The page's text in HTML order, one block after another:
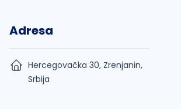
Adresa
Hercegovačka 30, Zrenjanin,
Srbija